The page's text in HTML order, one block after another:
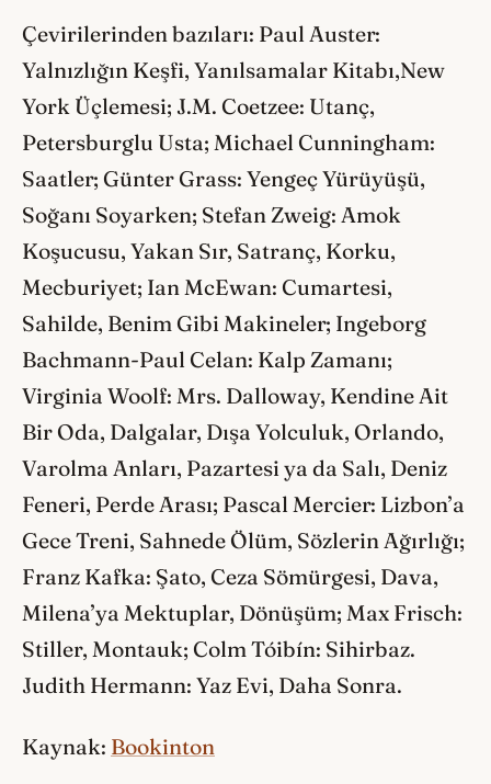
Çevirilerinden bazıları: Paul Auster:
Yalnızlığın Keşfi, Yanılsamalar Kitabı,New
York Üçlemesi; J.M. Coetzee: Utanç,
Petersburglu Usta; Michael Cunningham:
Saatler; Günter Grass: Yengeç Yürüyüşü,
Soğanı Soyarken; Stefan Zweig: Amok
Koşucusu, Yakan Sır, Satranç, Korku,
Mecburiyet; Ian McEwan: Cumartesi,
Sahilde, Benim Gibi Makineler; Ingeborg
Bachmann-Paul Celan: Kalp Zamanı;
Virginia Woolf: Mrs. Dalloway, Kendine Ait
Bir Oda, Dalgalar, Dışa Yolculuk, Orlando,
Varolma Anları, Pazartesi ya da Salı, Deniz
Feneri, Perde Arası; Pascal Mercier: Lizbon’a
Gece Treni, Sahnede Ölüm, Sözlerin Ağırlığı;
Franz Kafka: Şato, Ceza Sömürgesi, Dava,
Milena’ya Mektuplar, Dönüşüm; Max Frisch:
Stiller, Montauk; Colm Tóibín: Sihirbaz.
Judith Hermann: Yaz Evi, Daha Sonra.
Kaynak: Bookinton